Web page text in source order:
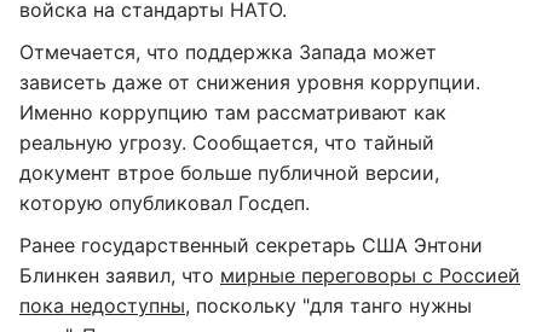
войска на стандарты НАТО.
Отмечается, что поддержка Запада может
зависеть даже от снижения уровня коррупции.
Именно коррупцию там рассматривают как
реальную угрозу. Сообщается, что тайный
документ втрое больше публичной версии,
которую опубликовал Госдеп.
Ранее государственный секретарь США Энтони
Блинкен заявил, что мирные переговоры с Россией
пока недоступны, поскольку "для танго нужны